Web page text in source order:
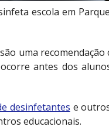
escola em
uma
antes dos
desinfetantes e
educacionais.